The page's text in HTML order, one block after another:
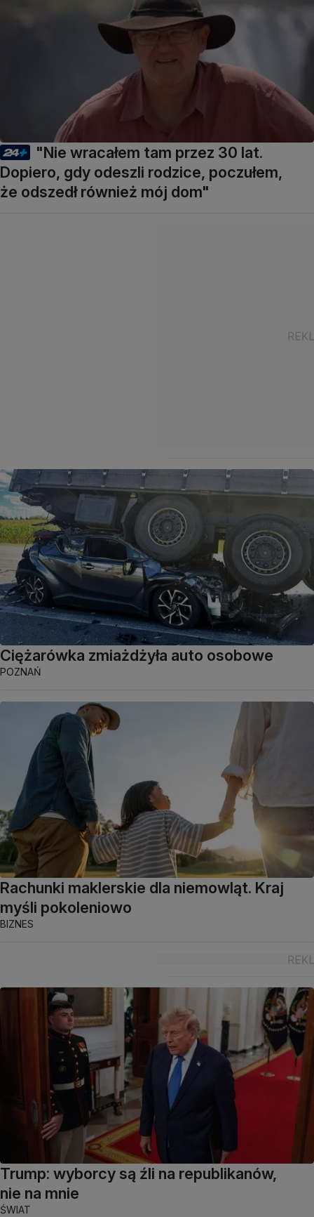
"Nie wracałem tam przez 30 lat.
Dopiero, gdy odeszli rodzice, poczułem,
że odszedł również mój dom"
Ciężarówka zmiażdżyła auto osobowe
POZNAŃ
Rachunki maklerskie dla niemowląt. Kraj
myśli pokoleniowo
BIZNES
Trump: wyborcy są źli na republikanów,
nie na mnie
ŚWIAT